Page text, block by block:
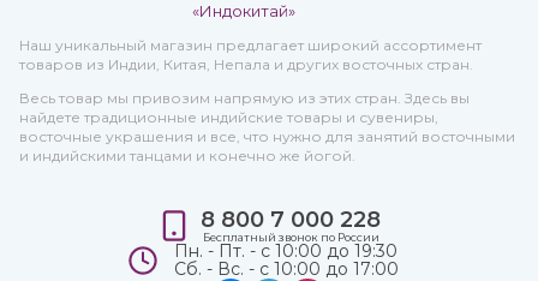
Наш уникальный магазин предлагает широкий ассортимент
товаров из Индии, Китая, Непала и других восточных стран.
Весь товар мы привозим напрямую из этих стран. Здесь вы
найдете традиционные индийские товары и сувениры,
восточные украшения и все, что нужно для занятий восточными
и индийскими танцами и конечно же йогой.
8 800 7 000 228
Бесплатный звонок по России
Пн. - Пт. - с 10:00 до 19:30
Сб. - Вс. - с 10:00 до 17:00